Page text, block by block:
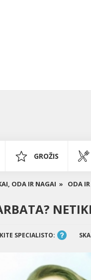
GROŽIS
ODA IR NAGAI » ODA
SPECIALISTO: